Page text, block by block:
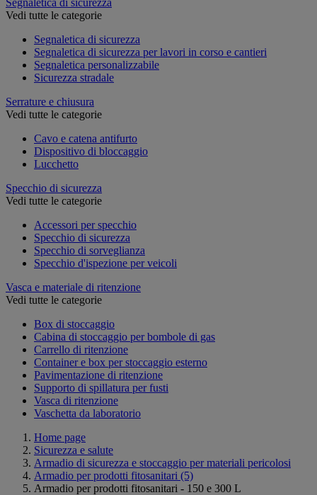
Vedi tutte le categorie
Segnaletica di sicurezza
Segnaletica di sicurezza per lavori in corso e cantieri
Segnaletica personalizzabile
Sicurezza stradale
Serrature e chiusura
Vedi tutte le categorie
Cavo e catena antifurto
Dispositivo di bloccaggio
Lucchetto
Specchio di sicurezza
Vedi tutte le categorie
Accessori per specchio
Specchio di sicurezza
Specchio di sorveglianza
Specchio d'ispezione per veicoli
Vasca e materiale di ritenzione
Vedi tutte le categorie
Box di stoccaggio
Cabina di stoccaggio per bombole di gas
Carrello di ritenzione
Container e box per stoccaggio esterno
Pavimentazione di ritenzione
Supporto di spillatura per fusti
Vasca di ritenzione
Vaschetta da laboratorio
Home page
Sicurezza e salute
Armadio di sicurezza e stoccaggio per materiali pericolosi
Armadio per prodotti fitosanitari (5)
Armadio per prodotti fitosanitari - 150 e 300 L